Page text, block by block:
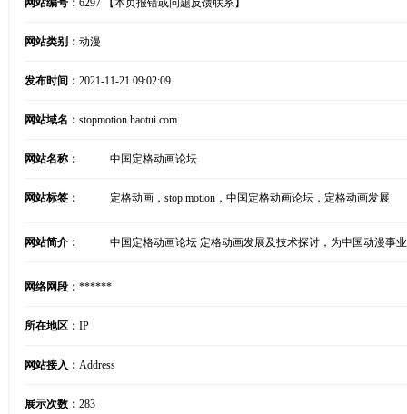
网站编号： 6297 【本页报错或问题反馈联系】
网站类别： 动漫
发布时间： 2021-11-21 09:02:09
网站域名： stopmotion.haotui.com
网站名称： 中国定格动画论坛
网站标签： 定格动画，stop motion，中国定格动画论坛，定格动画发展
网站简介： 中国定格动画论坛 定格动画发展及技术探讨，为中国动漫事
网络网段： ******
所在地区： IP
网站接入： Address
展示次数： 283